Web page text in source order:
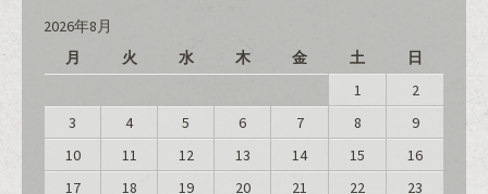
2026年8月
月
火 水 木 金 土 日
1
2
3
4 5 6 7 8
9
10
11 12 13 14 15
16
17
18 19 20 21 22
23